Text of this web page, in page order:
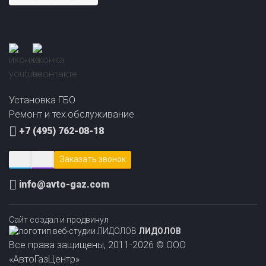
Регистрация ГБО в ГИБДД
Прайс-лист на
Установка ГБО
Ремонт и тех.обслуживание
+7 (495) 762-08-18
Заказать звонок
info@avto-gaz.com
Сайт создал и продвинул
ЛИДОЛОВ
Все права защищены, 2011-2026 © ООО
«АвтоГазЦентр»